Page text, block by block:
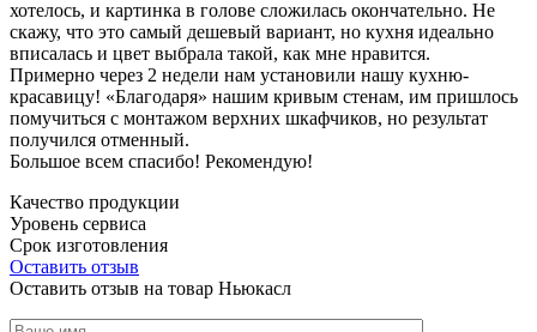
хотелось, и картинка в голове сложилась окончательно. Не
скажу, что это самый дешевый вариант, но кухня идеально
вписалась и цвет выбрала такой, как мне нравится.
Примерно через 2 недели нам установили нашу кухню-
красавицу! «Благодаря» нашим кривым стенам, им пришлось
помучиться с монтажом верхних шкафчиков, но результат
получился отменный.
Большое всем спасибо! Рекомендую!
Качество продукции
Уровень сервиса
Срок изготовления
Оставить отзыв
Оставить отзыв на товар Ньюкасл